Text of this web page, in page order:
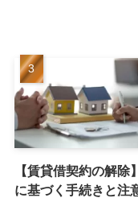
【賃貸借契約の解除
に基づく手続きと注